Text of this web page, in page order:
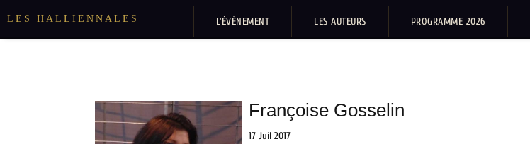
LES HALLIENNALES L’ÉVÈNEMENT LES AUTEURS PROGRAMME 2026
Françoise Gosselin
17 Juil 2017